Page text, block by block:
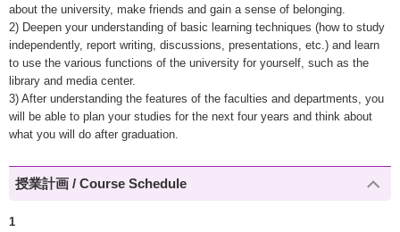
about the university, make friends and gain a sense of belonging.
2) Deepen your understanding of basic learning techniques (how to study
independently, report writing, discussions, presentations, etc.) and learn
to use the various functions of the university for yourself, such as the
library and media center.
3) After understanding the features of the faculties and departments, you
will be able to plan your studies for the next four years and think about
what you will do after graduation.
授業計画 / Course Schedule
1